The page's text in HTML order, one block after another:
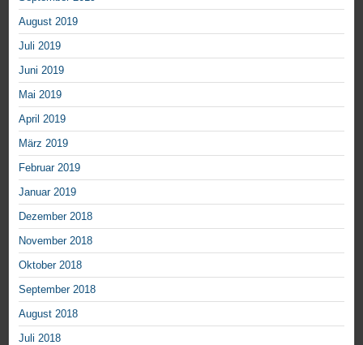
August 2019
Juli 2019
Juni 2019
Mai 2019
April 2019
März 2019
Februar 2019
Januar 2019
Dezember 2018
November 2018
Oktober 2018
September 2018
August 2018
Juli 2018